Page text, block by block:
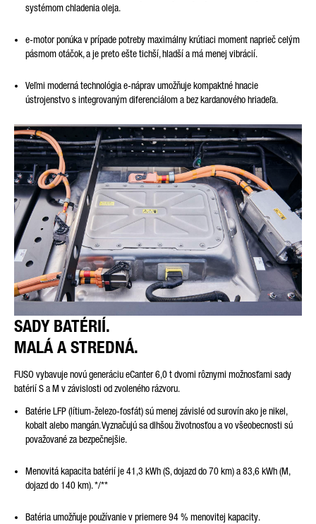
systémom chladenia oleja.
e-motor ponúka v prípade potreby maximálny krútiaci moment naprieč celým
pásmom otáčok, a je preto ešte tichší, hladší a má menej vibrácií.
Veľmi moderná technológia e-náprav umožňuje kompaktné hnacie
ústrojenstvo s integrovaným diferenciálom a bez kardanového hriadeľa.
SADY BATÉRIÍ.
MALÁ A STREDNÁ.
FUSO vybavuje novú generáciu eCanter 6,0 t dvomi rôznymi možnosťami sady
batérií S a M v závislosti od zvoleného rázvoru.
Batérie LFP (lítium-železo-fosfát) sú menej závislé od surovín ako je nikel,
kobalt alebo mangán. Vyznačujú sa dlhšou životnosťou a vo všeobecnosti sú
považované za bezpečnejšie.
Menovitá kapacita batérií je 41,3 kWh (S, dojazd do 70 km) a 83,6 kWh (M,
dojazd do 140 km).*/**
Batéria umožňuje používanie v priemere 94 % menovitej kapacity.